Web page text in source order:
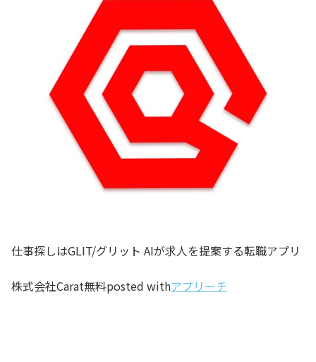
仕事探しはGLIT/グリット AIが求人を提案する転職アプリ
株式会社Carat無料posted withアプリーチ